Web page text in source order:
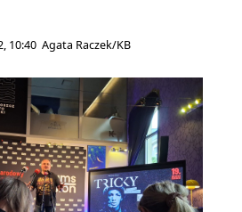
10:40 Agata Raczek/KB